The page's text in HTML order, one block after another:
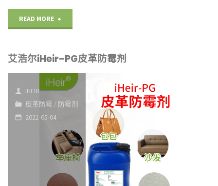
READ MORE
尔
iHeir-
BJ
织
防
艾浩尔iHeir-PG皮革防霉剂
IHEIR
皮革防霉 / 防霉剂
2021-05-04